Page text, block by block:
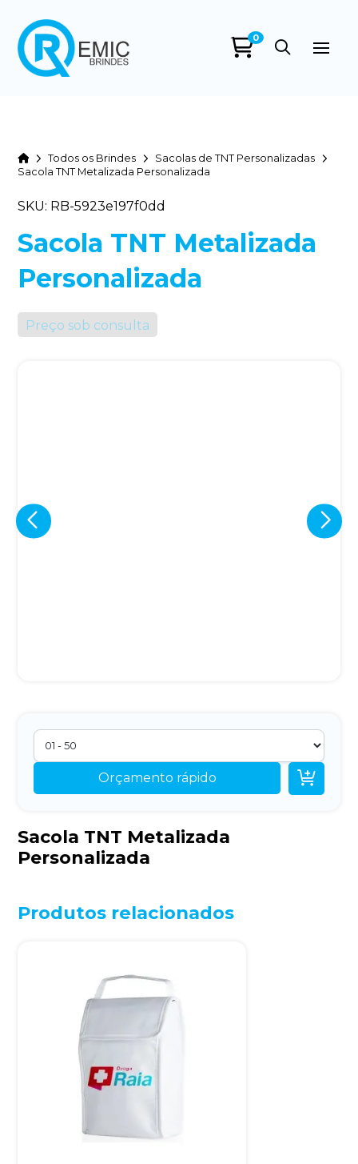
0
HomeTodos os Brindes
Sacolas de TNT Personalizadas
Sacola TNT Metalizada Personalizada
SKU: RB-5923e197f0dd
Sacola TNT Metalizada
Personalizada
Preço sob consulta
Orçamento rápido 
Sacola TNT Metalizada
Personalizada
Produtos relacionados